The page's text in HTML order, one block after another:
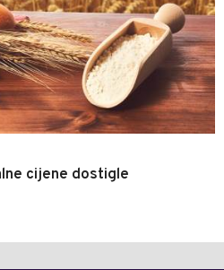
cijene dostigle